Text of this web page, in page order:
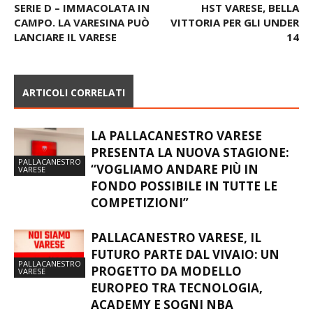
SERIE D – IMMACOLATA IN
CAMPO. LA VARESINA PUÒ
LANCIARE IL VARESE
HST VARESE, BELLA
VITTORIA PER GLI UNDER
14
ARTICOLI CORRELATI
PALLACANESTRO
VARESE
LA PALLACANESTRO VARESE
PRESENTA LA NUOVA STAGIONE:
“VOGLIAMO ANDARE PIÙ IN
FONDO POSSIBILE IN TUTTE LE
COMPETIZIONI”
PALLACANESTRO
VARESE
PALLACANESTRO VARESE, IL
FUTURO PARTE DAL VIVAIO: UN
PROGETTO DA MODELLO
EUROPEO TRA TECNOLOGIA,
ACADEMY E SOGNI NBA